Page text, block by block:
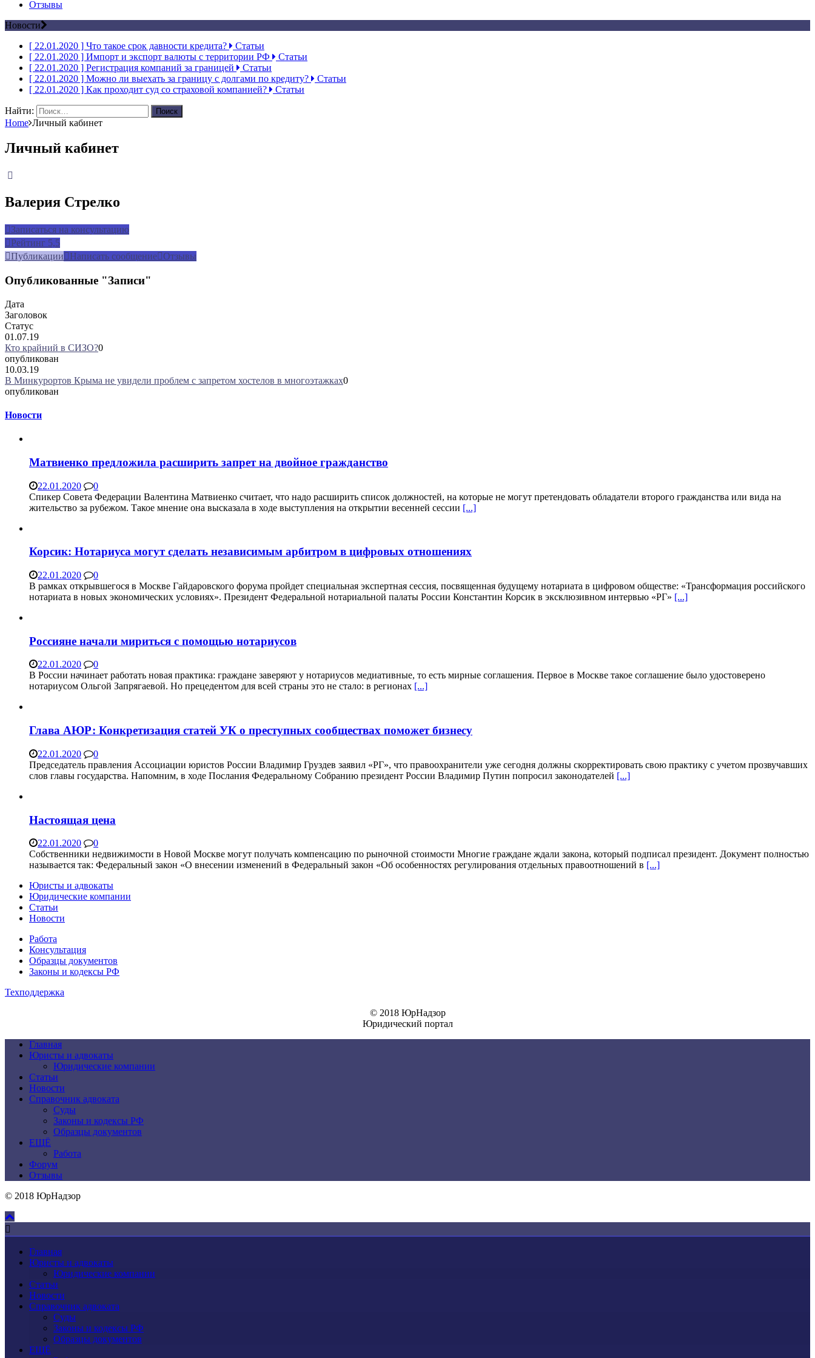
Отзывы
Новости
[ 22.01.2020 ] Что такое срок давности кредита?
Статьи
[ 22.01.2020 ] Импорт и экспорт валюты с территории РФ
Статьи
[ 22.01.2020 ] Регистрация компаний за границей
Статьи
[ 22.01.2020 ] Можно ли выехать за границу с долгами по кредиту?
Статьи
[ 22.01.2020 ] Как проходит суд со страховой компанией? Статьи
Найти:
Home Личный кабинет
Личный кабинет
Валерия Стрелко
Записаться на консультацию
Рейтинг 5,5
Публикации
Написать сообщение Отзывы
Опубликованные "Записи"
Дата
Заголовок
Статус
01.07.19
Кто крайний в СИЗО?0
опубликован
10.03.19
В Минкурортов Крыма не увидели проблем с запретом хостелов в многоэтажках0
опубликован
Новости
Матвиенко предложила расширить запрет на двойное гражданство
22.01.2020
0
Спикер Совета Федерации Валентина Матвиенко считает, что надо расширить список должностей, на которые не могут претендовать обладатели второго гражданства или вида на
жительство за рубежом. Такое мнение она высказала в ходе выступления на открытии весенней сессии [...]
Корсик: Нотариуса могут сделать независимым арбитром в цифровых отношениях
22.01.2020
0
В рамках открывшегося в Москве Гайдаровского форума пройдет специальная экспертная сессия, посвященная будущему нотариата в цифровом обществе: «Трансформация российского
нотариата в новых экономических условиях». Президент Федеральной нотариальной палаты России Константин Корсик в эксклюзивном интервью «РГ» [...]
Россияне начали мириться с помощью нотариусов
22.01.2020
0
В России начинает работать новая практика: граждане заверяют у нотариусов медиативные, то есть мирные соглашения. Первое в Москве такое соглашение было удостоверено
нотариусом Ольгой Запрягаевой. Но прецедентом для всей страны это не стало: в регионах [...]
Глава АЮР: Конкретизация статей УК о преступных сообществах поможет бизнесу
22.01.2020
0
Председатель правления Ассоциации юристов России Владимир Груздев заявил «РГ», что правоохранители уже сегодня должны скорректировать свою практику с учетом прозвучавших
слов главы государства. Напомним, в ходе Послания Федеральному Собранию президент России Владимир Путин попросил законодателей [...]
Настоящая цена
22.01.2020
0
Собственники недвижимости в Новой Москве могут получать компенсацию по рыночной стоимости Многие граждане ждали закона, который подписал президент. Документ полностью
называется так: Федеральный закон «О внесении изменений в Федеральный закон «Об особенностях регулирования отдельных правоотношений в [...]
Юристы и адвокаты
Юридические компании
Статьи
Новости
Работа
Консультация
Образцы документов
Законы и кодексы РФ
Техподдержка
© 2018 ЮрНадзор
Юридический портал
Главная
Юристы и адвокаты
Юридические компании
Статьи
Новости
Справочник адвоката
Суды
Законы и кодексы РФ
Образцы документов
ЕЩЁ
Работа
Форум
Отзывы
© 2018 ЮрНадзор
Главная
Юристы и адвокаты
Юридические компании
Статьи
Новости
Справочник адвоката
Суды
Законы и кодексы РФ
Образцы документов
ЕЩЁ